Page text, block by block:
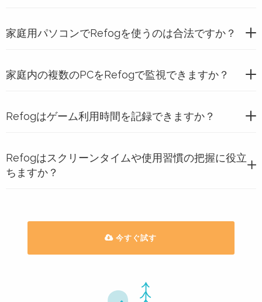
家庭用パソコンでRefogを使うのは合法ですか？
家庭内の複数のPCをRefogで監視できますか？
Refogはゲーム利用時間を記録できますか？
Refogはスクリーンタイムや使用習慣の把握に役立
ちますか？
今すぐ試す